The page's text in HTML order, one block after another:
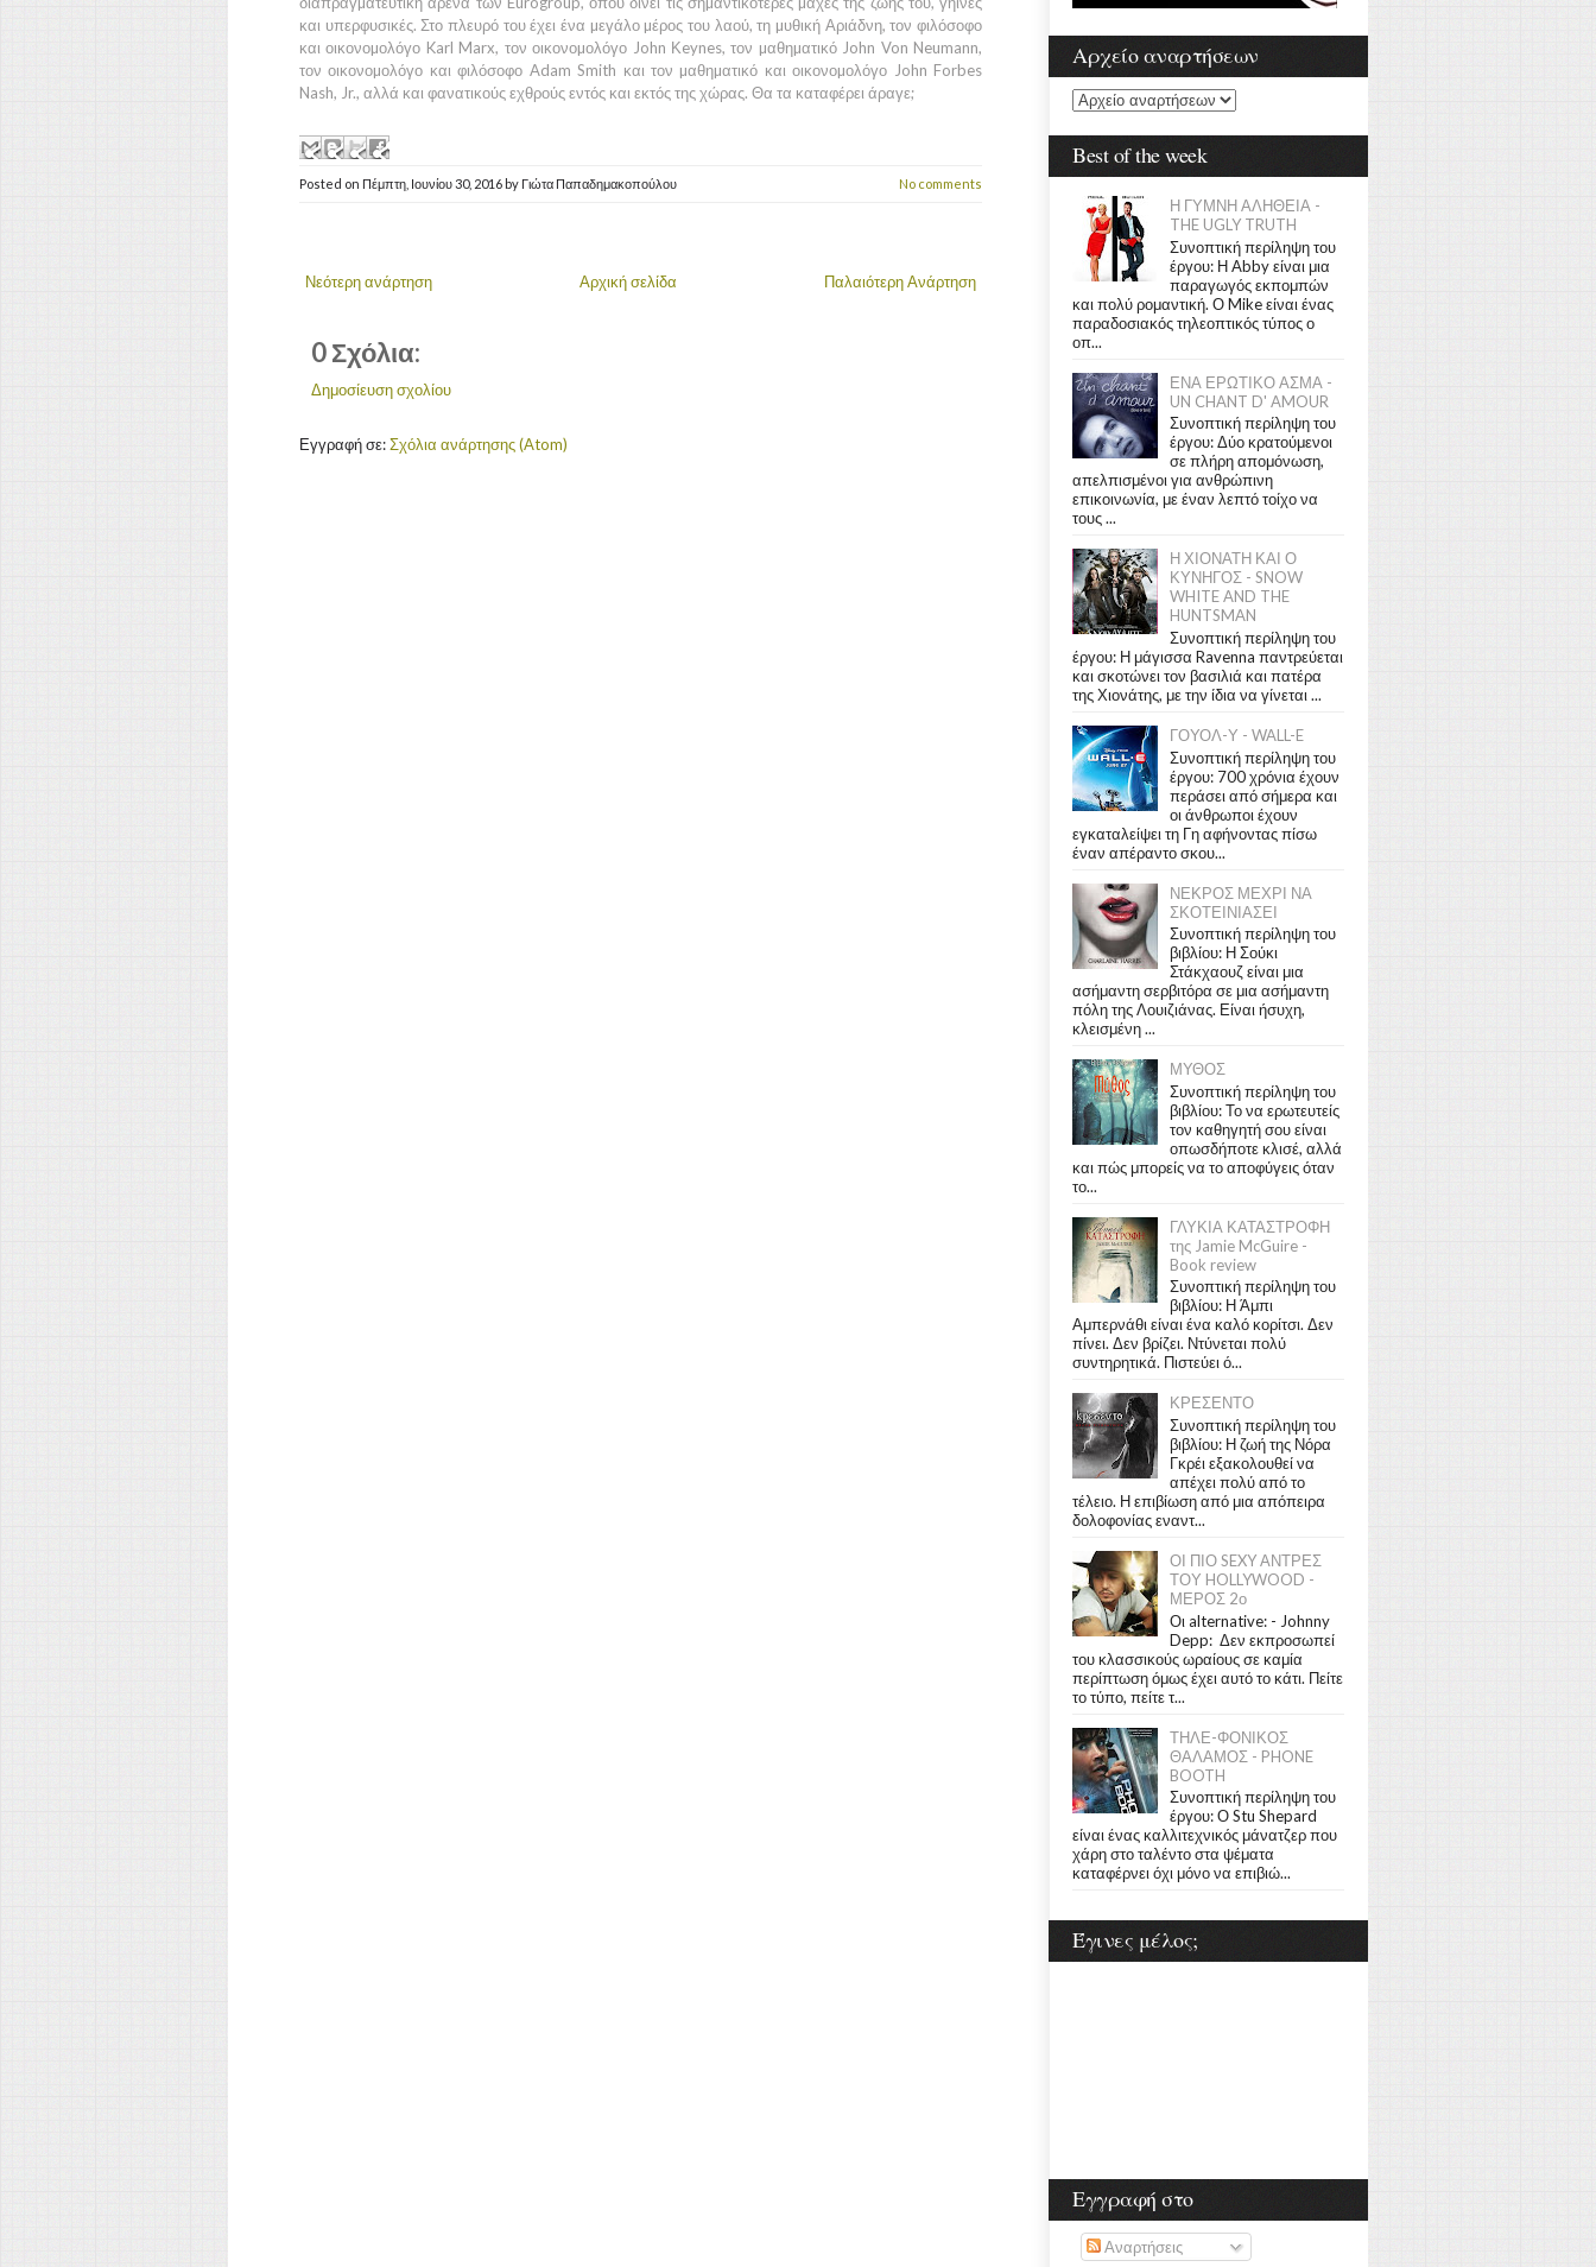
και υπερφυσικές. Στο πλευρό του έχει ένα µεγάλο µέρος του λαού, τη µυθική Αριάδνη, τον φιλόσοφο
και οικονοµολόγο Karl Marx, τον οικονοµολόγο John Κeynes, τον µαθηµατικό John Von Neumann,
τον οικονοµολόγο και φιλόσοφο Adam Smith και τον µαθηµατικό και οικονοµολόγο John Forbes
Nash, Jr., αλλά και φανατικούς εχθρούς εντός και εκτός της χώρας. Θα τα καταφέρει άραγε;
Posted on Πέμπτη, Ιουνίου 30, 2016 by Γιώτα Παπαδημακοπούλου No comments
Νεότερη ανάρτηση Παλαιότερη Ανάρτηση
Αρχική σελίδα
0 Σχόλια:
Δημοσίευση σχολίου
Εγγραφή σε:Σχόλια ανάρτησης (Atom)
Αρχείο αναρτήσεων
Best of the week
Η ΓΥΜΝΗ ΑΛΗΘΕΙΑ -
THE UGLY TRUTH
Συνοπτική περίληψη του
έργου: Η Abby είναι μια
παραγωγός εκπομπών
και πολύ ρομαντική. Ο Mike είναι ένας
παραδοσιακός τηλεοπτικός τύπος ο
οπ...
ΕΝΑ ΕΡΩΤΙΚΟ ΑΣΜΑ -
UN CHANT D' AMOUR
Συνοπτική περίληψη του
έργου: Δύο κρατούμενοι
σε πλήρη απομόνωση,
απελπισμένοι για ανθρώπινη
επικοινωνία, με έναν λεπτό τοίχο να
τους ...
Η ΧΙΟΝΑΤΗ ΚΑΙ Ο
ΚΥΝΗΓΟΣ - SNOW
WHITE AND THE
HUNTSMAN
Συνοπτική περίληψη του
έργου: Η μάγισσα Ravenna παντρεύεται
και σκοτώνει τον βασιλιά και πατέρα
της Χιονάτης, με την ίδια να γίνεται ...
ΓΟΥΟΛ-Υ - WALL-E
Συνοπτική περίληψη του
έργου: 700 χρόνια έχουν
περάσει από σήμερα και
οι άνθρωποι έχουν
εγκαταλείψει τη Γη αφήνοντας πίσω
έναν απέραντο σκου...
ΝΕΚΡΟΣ ΜΕΧΡΙ ΝΑ
ΣΚΟΤΕΙΝΙΑΣΕΙ
Συνοπτική περίληψη του
βιβλίου: Η Σούκι
Στάκχαουζ είναι μια
ασήμαντη σερβιτόρα σε μια ασήμαντη
πόλη της Λουιζιάνας. Είναι ήσυχη,
κλεισμένη ...
ΜΥΘΟΣ
Συνοπτική περίληψη του
βιβλίου: Το να ερωτευτείς
τον καθηγητή σου είναι
οπωσδήποτε κλισέ, αλλά
και πώς μπορείς να το αποφύγεις όταν
το...
ΓΛΥΚΙΑ ΚΑΤΑΣΤΡΟΦΗ
της Jamie McGuire -
Book review
Συνοπτική περίληψη του
βιβλίου: Η Άμπι
Αμπερνάθι είναι ένα καλό κορίτσι. Δεν
πίνει. Δεν βρίζει. Ντύνεται πολύ
συντηρητικά. Πιστεύει ό...
ΚΡΕΣΕΝΤΟ
Συνοπτική περίληψη του
βιβλίου: Η ζωή της Νόρα
Γκρέι εξακολουθεί να
απέχει πολύ από το
τέλειο. Η επιβίωση από μια απόπειρα
δολοφονίας εναντ...
ΟΙ ΠΙΟ SEXY ΑΝΤΡΕΣ
ΤΟΥ HOLLYWOOD -
ΜΕΡΟΣ 2ο
Οι alternative: - Johnny
Depp: Δεν εκπροσωπεί
του κλασσικούς ωραίους σε καμία
περίπτωση όμως έχει αυτό το κάτι. Πείτε
το τύπο, πείτε τ...
ΤΗΛΕ-ΦΟΝΙΚΟΣ
ΘΑΛΑΜΟΣ - PHONE
BOOTH
Συνοπτική περίληψη του
έργου: Ο Stu Shepard
είναι ένας καλλιτεχνικός μάνατζερ που
χάρη στο ταλέντο στα ψέματα
καταφέρνει όχι μόνο να επιβιώ...
Έγινες μέλος;
Εγγραφή στο
Αναρτήσεις